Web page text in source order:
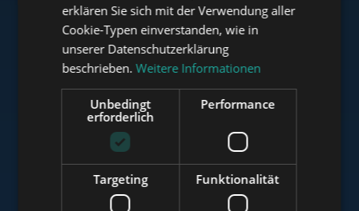
www.towerconsulting.hu
www.mybudapesthome.com
SPANISH
RUSSIAN
erklären Sie sich mit der Verwendung aller
Cookie-Typen einverstanden, wie in
unserer Datenschutzerklärung
beschrieben. Weitere Informationen
Unbedingt
erforderlich
Performance
Targeting Funktionalität